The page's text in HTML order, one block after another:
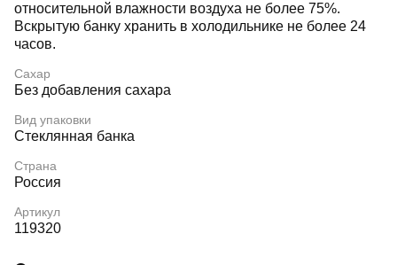
относительной влажности воздуха не более 75%.
Вскрытую банку хранить в холодильнике не более 24
часов.
Сахар
Без добавления сахара
Вид упаковки
Стеклянная банка
Страна
Россия
Артикул
119320